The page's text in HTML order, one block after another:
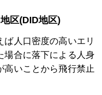
区(DID地区)
ば人口密度の高いエリ
場合に落下による人身
高いことから飛行禁止